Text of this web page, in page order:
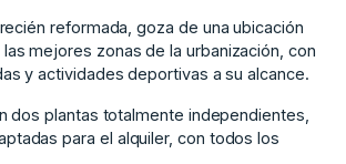
reformada, goza de una ubicación
mejores zonas de la urbanización, con
y actividades deportivas a su alcance.
dos plantas totalmente independientes,
para el alquiler, con todos los